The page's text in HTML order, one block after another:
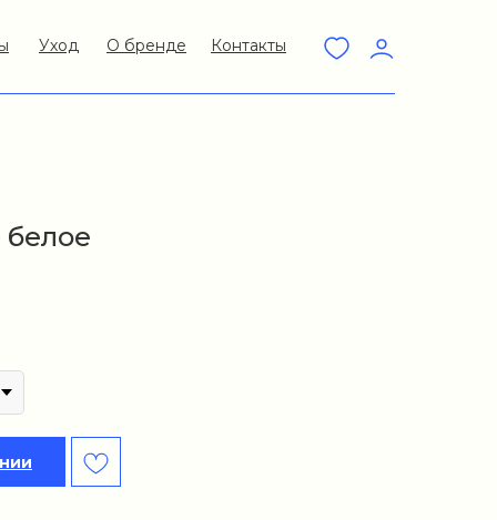
О бренде
Уход Контакты
белое